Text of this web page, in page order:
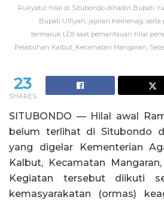
Rukyatul hilal di Situbondo dihadiri Bupati
Bupati Ulfiyah, jajaran Kemenag,
termasuk LDII saat pemantauan hilal
Pelabuhan Kalbut, Kecamatan Mangaran,
23
SHARES
SITUBONDO — Hilal awal
belum terlihat di Situbondo
yang digelar Kementerian
Kalbut, Kecamatan Mangaran,
Kegiatan tersebut diikuti
kemasyarakatan (ormas)